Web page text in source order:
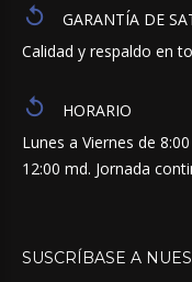
GARANTÍA DE
Calidad y respaldo en
HORARIO
Lunes a Viernes de
12:00 md. Jornada
SUSCRÍBASE A